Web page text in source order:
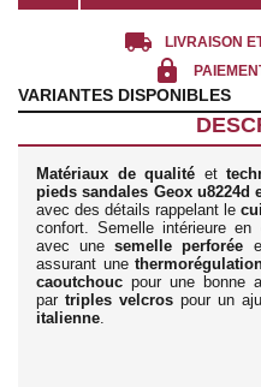
local_shipping LIVRAISON
lock
VARIANTES DISPONIBLES
Matériaux de qualité et
pieds sandales Geox u8224d
avec des détails rappelant le
confort. Semelle intérieure en
avec unesemelle perforée
assurant une
caoutchouc pour une bonne
par triples velcros pour un
italienne